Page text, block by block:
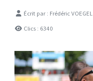
DétailsÉcrit par : Frédéric VOEGEL
Clics : 6340